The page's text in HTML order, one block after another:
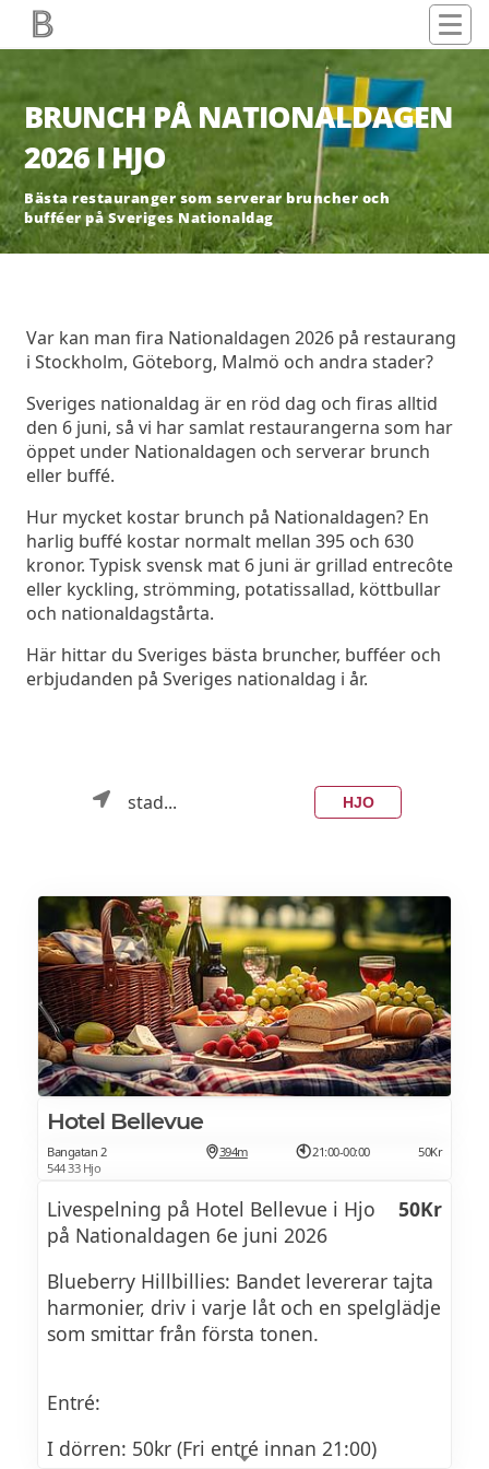
BRUNCH PÅ NATIONALDAGEN
2026 I HJO
Bästa restauranger som serverar bruncher och
bufféer på Sveriges Nationaldag
Var kan man fira Nationaldagen 2026 på restaurang
i Stockholm, Göteborg, Malmö och andra stader?
Sveriges nationaldag är en röd dag och firas alltid
den 6 juni, så vi har samlat restaurangerna som har
öppet under Nationaldagen och serverar brunch
eller buffé.
Hur mycket kostar brunch på Nationaldagen? En
harlig buffé kostar normalt mellan 395 och 630
kronor. Typisk svensk mat 6 juni är grillad entrecôte
eller kyckling, strömming, potatissallad, köttbullar
och nationaldagstårta.
Här hittar du Sveriges bästa bruncher, bufféer och
erbjudanden på Sveriges nationaldag i år.
stad... HJO
Hotel Bellevue
Bangatan 2
544 33 Hjo
394m 21:00-00:00 50Kr
Livespelning på Hotel Bellevue i Hjo
på Nationaldagen 6e juni 2026
50Kr
Blueberry Hillbillies: Bandet levererar tajta
harmonier, driv i varje låt och en spelglädje
som smittar från första tonen.
Entré:
I dörren: 50kr (Fri entré innan 21:00)